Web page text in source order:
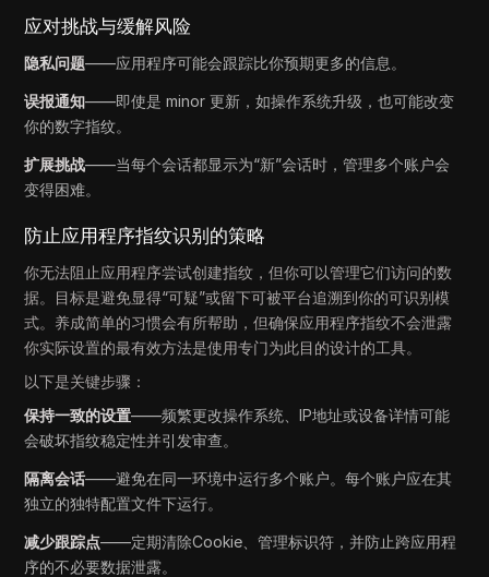
应对挑战与缓解风险
隐私问题——应用程序可能会跟踪比你预期更多的信息。
误报通知——即使是 minor 更新，如操作系统升级，也可能改变
你的数字指纹。
扩展挑战——当每个会话都显示为“新”会话时，管理多个账户会
变得困难。
防止应用程序指纹识别的策略
你无法阻止应用程序尝试创建指纹，但你可以管理它们访问的数
据。目标是避免显得“可疑”或留下可被平台追溯到你的可识别模
式。养成简单的习惯会有所帮助，但确保应用程序指纹不会泄露
你实际设置的最有效方法是使用专门为此目的设计的工具。
以下是关键步骤：
保持一致的设置——频繁更改操作系统、IP地址或设备详情可能
会破坏指纹稳定性并引发审查。
隔离会话——避免在同一环境中运行多个账户。每个账户应在其
独立的独特配置文件下运行。
减少跟踪点——定期清除Cookie、管理标识符，并防止跨应用程
序的不必要数据泄露。